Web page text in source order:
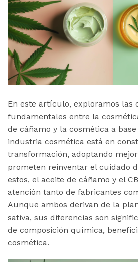
En este artículo, exploramos las
fundamentales entre la
de cáñamo y la cosmética a base
industria cosmética está en
transformación, adoptando
prometen reinventar el cuidado
estos, el aceite de cáñamo y el
atención tanto de fabricantes
Aunque ambos derivan de la
sativa, sus diferencias son
de composición química,
cosmética.